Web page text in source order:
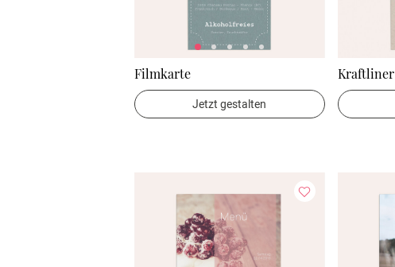
Filmkarte
Jetzt gestalten
Kraftliner